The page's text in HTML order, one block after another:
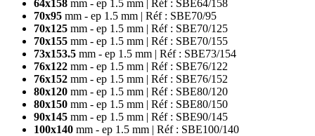
64x158 mm - ep 1.5 mm | Réf : SBE64/158
70x95 mm - ep 1.5 mm | Réf : SBE70/95
70x125 mm - ep 1.5 mm | Réf : SBE70/125
70x155 mm - ep 1.5 mm | Réf : SBE70/155
73x153.5 mm - ep 1.5 mm | Réf : SBE73/154
76x122 mm - ep 1.5 mm | Réf : SBE76/122
76x152 mm - ep 1.5 mm | Réf : SBE76/152
80x120 mm - ep 1.5 mm | Réf : SBE80/120
80x150 mm - ep 1.5 mm | Réf : SBE80/150
90x145 mm - ep 1.5 mm | Réf : SBE90/145
100x140 mm - ep 1.5 mm | Réf : SBE100/140